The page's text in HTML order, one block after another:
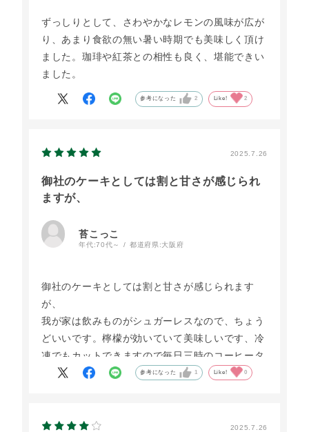
ずっしりとして、さわやかなレモンの風味が広が
り、あまり食欲の無い暑い時期でも美味しく頂け
ました。珈琲や紅茶との相性も良く、堪能できい
ました。
参考になった 2 Like! 2
2025.7.26
御社のケーキとしては割と甘さが感じられ
ますが、
苔こっこ
年代:70代～ 都道府県:大阪府
御社のケーキとしては割と甘さが感じられます
が、
我が家は飲みものがシュガーレスなので、ちょう
どいいです。檸檬が効いていて美味しいです、冷
凍でもカットできますので毎日三時のコーヒータ
イムに
参考になった 1 Like! 0
2025.7.26